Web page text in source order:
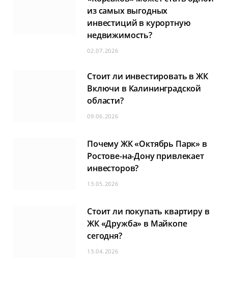
из самых выгодных
инвестиций в курортную
недвижимость?
02.07.2026
Стоит ли инвестировать в ЖК
Включи в Калининградской
области?
09.06.2026
Почему ЖК «Октябрь Парк» в
Ростове-на-Дону привлекает
инвесторов?
13.05.2026
Стоит ли покупать квартиру в
ЖК «Дружба» в Майкопе
сегодня?
13.04.2026